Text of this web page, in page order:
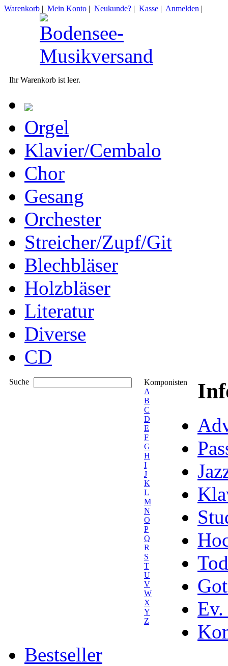
Warenkorb | Mein Konto | Neukunde? | Kasse | Anmelden |
Ihr Warenkorb ist leer.
Orgel
Klavier/Cembalo
Chor
Gesang
Orchester
Streicher/Zupf/Git
Blechbläser
Holzbläser
Literatur
Diverse
CD
Suche
Komponisten
A
B
C
D
E
F
G
H
I
J
K
L
M
N
O
P
Q
R
S
T
U
V
W
X
Y
Z
Ev.
Bestseller